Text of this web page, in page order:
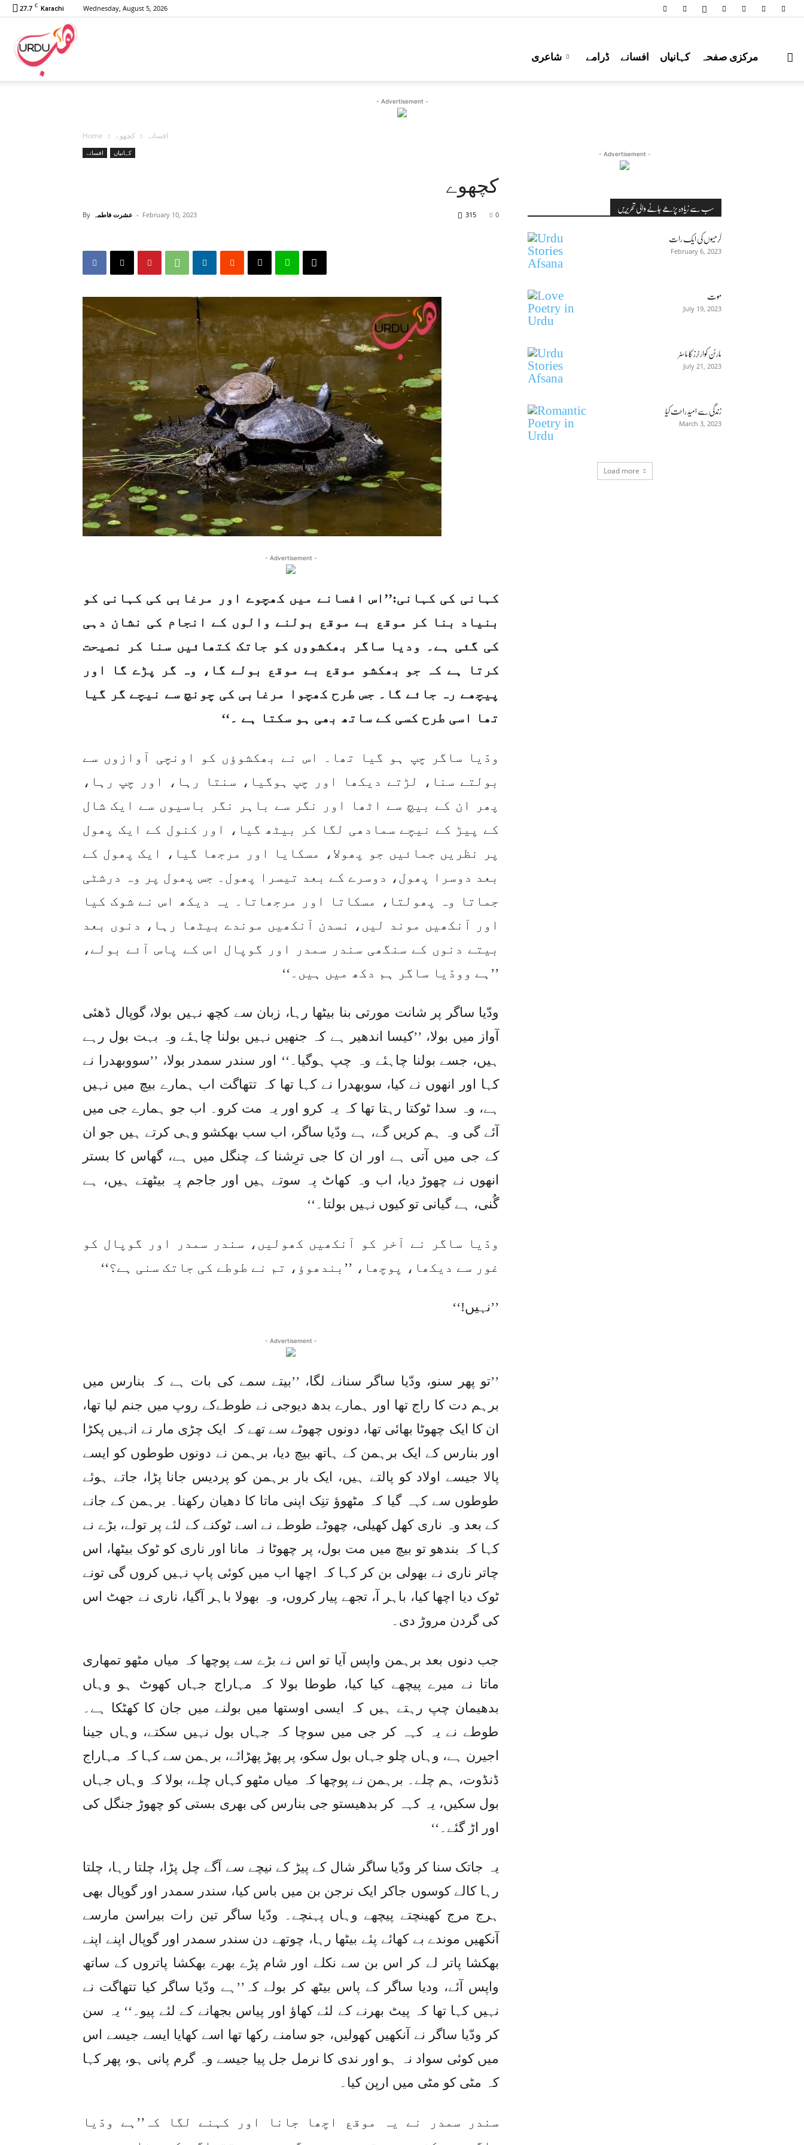
27.7 C Karachi Wednesday, August 5, 2026
مرکزی صفحہ کہانیاں افسانے ڈرامے شاعری
- Advertisement -
Home افسانے کچھوے
افسانے کہانیاں
کچھوے
By عشرت فاطمہ - February 10, 2023 0
315
- Advertisement -
کہانی کی کہانی:’’اس افسانے میں کھچوے اور مرغابی کی کہانی کو
بنیاد بنا کر موقع بے موقع بولنے والوں کے انجام کی نشان دہی
کی گئی ہے۔ ودیا ساگر بھکشووں کو جاتک کتھائیں سنا کر نصیحت
کرتا ہے کہ جو بھکشو موقع بے موقع بولے گا، وہ گر پڑے گا اور
پیچھے رہ جائے گا۔ جس طرح کھچوا مرغابی کی چونچ سے نیچے گر گیا
تھا اسی طرح کسی کے ساتھ بھی ہو سکتا ہے ۔‘‘
ودّیا ساگر چپ ہو گیا تھا۔ اس نے بھکشوؤں کو اونچی آوازوں سے
بولتے سنا، لڑتے دیکھا اور چپ ہوگیا، سنتا رہا، اور چپ رہا،
پھر ان کے بیچ سے اٹھا اور نگر سے باہر نگر باسیوں سے ایک شال
کے پیڑ کے نیچے سمادھی لگا کر بیٹھ گیا، اور کنول کے ایک پھول
پر نظریں جمائیں جو پھولا، مسکایا اور مرجھا گیا، ایک پھول کے
بعد دوسرا پھول، دوسرے کے بعد تیسرا پھول۔ جس پھول پر وہ درشٹی
جماتا وہ پھولتا، مسکاتا اور مرجھاتا۔ یہ دیکھ اس نے شوک کیا
اور آنکھیں موند لیں، نسدن آنکھیں موندے بیٹھا رہا، دنوں بعد
بیتے دنوں کے سنگھی سندر سمدر اور گوپال اس کے پاس آئے بولے،
’’ہے وودّیا ساگر ہم دکھ میں ہیں۔‘‘
ودّیا ساگر پر شانت مورتی بنا بیٹھا رہا، زبان سے کچھ نہیں بولا، گوپال ڈھئی
آواز میں بولا، ’’کیسا اندھیر ہے کہ جنھیں نہیں بولنا چاہئے وہ بہت بول رہے
ہیں، جسے بولنا چاہئے وہ چپ ہوگیا۔‘‘ اور سندر سمدر بولا، ’’سووبھدرا نے
کہا اور انھوں نے کیا، سوبھدرا نے کہا تھا کہ تتھاگت اب ہمارے بیچ میں نہیں
ہے، وہ سدا ٹوکتا رہتا تھا کہ یہ کرو اور یہ مت کرو۔ اب جو ہمارے جی میں
آئے گی وہ ہم کریں گے، ہے ودّیا ساگر، اب سب بھکشو وہی کرتے ہیں جو ان
کے جی میں آتی ہے اور ان کا جی ترِشنا کے چنگل میں ہے، گھاس کا بستر
انھوں نے چھوڑ دیا، اب وہ کھاٹ پہ سوتے ہیں اور جاجم پہ بیٹھتے ہیں، ہے
گُنی، ہے گیانی تو کیوں نہیں بولتا۔‘‘
ودّیا ساگر نے آخر کو آنکھیں کھولیں، سندر سمدر اور گوپال کو
غور سے دیکھا، پوچھا، ’’بندھوؤ، تم نے طوطے کی جاتک سنی ہے؟‘‘
’’نہیں!‘‘
- Advertisement -
’’تو پھر سنو، ودّیا ساگر سنانے لگا، ’’بیتے سمے کی بات ہے کہ بنارس میں
برہم دت کا راج تھا اور ہمارے بدھ دیوجی نے طوطےکے روپ میں جنم لیا تھا،
ان کا ایک چھوٹا بھائی تھا، دونوں چھوٹے سے تھے کہ ایک چڑی مار نے انہیں پکڑا
اور بنارس کے ایک برہمن کے ہاتھ بیچ دیا، برہمن نے دونوں طوطوں کو ایسے
پالا جیسے اولاد کو پالتے ہیں، ایک بار برہمن کو پردیس جانا پڑا، جاتے ہوئے
طوطوں سے کہہ گیا کہ مٹھوؤ تنِک اپنی ماتا کا دھیان رکھنا۔ برہمن کے جانے
کے بعد وہ ناری کھل کھیلی، چھوٹے طوطے نے اسے ٹوکنے کے لئے پر تولے، بڑے نے
کہا کہ بندھو تو بیچ میں مت بول، پر چھوٹا نہ مانا اور ناری کو ٹوک بیٹھا، اس
چاتر ناری نے بھولی بن کر کہا کہ اچھا اب میں کوئی پاپ نہیں کروں گی تونے
ٹوک دیا اچھا کیا، باہر آ، تجھے پیار کروں، وہ بھولا باہر آگیا، ناری نے جھٹ اس
کی گردن مروڑ دی۔
جب دنوں بعد برہمن واپس آیا تو اس نے بڑے سے پوچھا کہ میاں مٹھو تمھاری
ماتا نے میرے پیچھے کیا کیا، طوطا بولا کہ مہاراج جہاں کھوٹ ہو وہاں
بدھیمان چپ رہتے ہیں کہ ایسی اوستھا میں بولنے میں جان کا کھٹکا ہے۔
طوطے نے یہ کہہ کر جی میں سوچا کہ جہاں بول نہیں سکتے، وہاں جینا
اجیرن ہے، وہاں چلو جہاں بول سکو، پر پھڑ پھڑائے، برہمن سے کہا کہ مہاراج
ڈنڈوت، ہم چلے۔ برہمن نے پوچھا کہ میاں مٹھو کہاں چلے، بولا کہ وہاں جہاں
بول سکیں، یہ کہہ کر بدھیستو جی بنارس کی بھری بستی کو چھوڑ جنگل کی
اور اڑ گئے۔‘‘
یہ جاتک سنا کر ودّیا ساگر شال کے پیڑ کے نیچے سے آگے چل پڑا، چلتا رہا، چلتا
رہا کالے کوسوں جاکر ایک نرجن بن میں باس کیا، سندر سمدر اور گوپال بھی
ہرج مرج کھینچتے پیچھے وہاں پہنچے۔ ودّیا ساگر تین رات بیراسن مارسے
آنکھیں موندے بے کھائے پئے بیٹھا رہا، چوتھے دن سندر سمدر اور گوپال اپنے اپنے
بھکشا پاتر لے کر اس بن سے نکلے اور شام پڑے بھرے بھکشا پاتروں کے ساتھ
واپس آئے، ودیا ساگر کے پاس بیٹھ کر بولے کہ’’ہے ودّیا ساگر کیا تتھاگت نے
نہیں کہا تھا کہ پیٹ بھرنے کے لئے کھاؤ اور پیاس بجھانے کے لئے پیو۔‘‘ یہ سن
کر ودّیا ساگر نے آنکھیں کھولیں، جو سامنے رکھا تھا اسے کھایا ایسے جیسے اس
میں کوئی سواد نہ ہو اور ندی کا نرمل جل پیا جیسے وہ گرم پانی ہو، پھر کہا
کہ مٹی کو مٹی میں ارپن کیا۔
سندر سمدر نے یہ موقع اچھا جانا اور کہنے لگا کہ’’ہے ودّیا
- Advertisement -
سب سے زیادہ پڑھے جانے والی تحریریں
گرمیوں کی ایک رات
February 6, 2023
موت
July 19, 2023
مارٹن کوارٹرز کا ماسٹر
July 21, 2023
زندگی سے امید راحت کیا
March 3, 2023
Load more